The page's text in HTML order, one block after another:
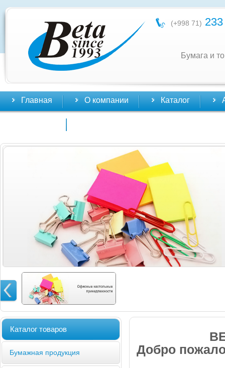
(+998 71)
Бумага и
Главная О компании Каталог
Каталог товаров
Бумажная продукция
Добро